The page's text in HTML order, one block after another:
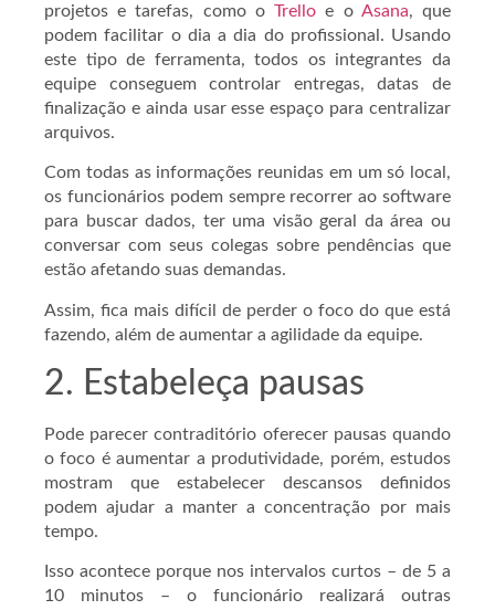
projetos e tarefas, como oTrello e o Asana, que
podem facilitar o dia a dia do profissional. Usando
este tipo de ferramenta, todos os integrantes da
equipe conseguem controlar entregas, datas de
finalização e ainda usar esse espaço para centralizar
arquivos.
Com todas as informações reunidas em um só local,
os funcionários podem sempre recorrer ao software
para buscar dados, ter uma visão geral da área ou
conversar com seus colegas sobre pendências que
estão afetando suas demandas.
Assim, fica mais difícil de perder o foco do que está
fazendo, além de aumentar a agilidade da equipe.
2. Estabeleça pausas
Pode parecer contraditório oferecer pausas quando
o foco é aumentar a produtividade, porém, estudos
mostram que estabelecer descansos definidos
podem ajudar a manter a concentração por mais
tempo.
Isso acontece porque nos intervalos curtos – de 5 a
10 minutos – o funcionário realizará outras